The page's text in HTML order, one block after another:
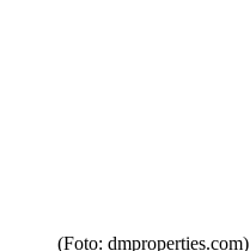
(Foto: dmproperties.com)